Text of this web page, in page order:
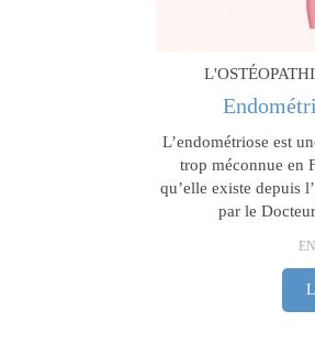
L’endométriose est
trop méconnue en
qu’elle existe depuis
par le